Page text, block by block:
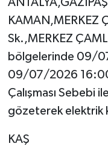
KAMAN,MERKEZ
Sk.,MERKEZ
bölgelerinde 09/
09/07/2026
Çalışması Sebebi
gözeterek elektrik
KAŞ